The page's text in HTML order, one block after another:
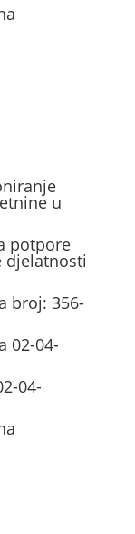
u
potpore
djelatnosti
broj: 356-
02-04-
04-